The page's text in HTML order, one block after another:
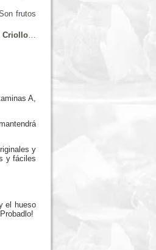
frutos
Criollo…
A,
y
y fáciles
el hueso